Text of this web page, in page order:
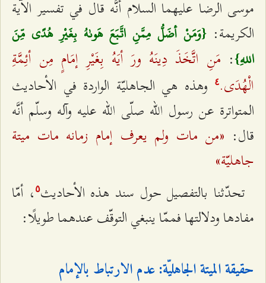
موسى الرضا عليهما السلام أنَّه قال في تفسير الآية
الكريمة: {وَمَنْ أضَلُّ مِمَّنِ اتَّبَعَ هَوىٰهُ بِغَيْرِ هُدًى مِّنَ
اللهِ}: مَنِ اتَّخَذَ دِينَهُ ورَ أيَهُ بِغَيْرِ إمَامٍ مِن أئِمَّةِ
الْهُدَى. ٤
وهذه هي الجاهليّة الواردة في‌ الأحاديث
المتواترة عن رسول الله صلّى الله عليه وآله وسلّم أنَّه
قال‌: «من مات ولم يعرف إمام زمانه مات ميتة
جاهليّة»
تحدّثنا بالتفصيل حول سند هذه الأحاديث٥ ، أمّا
مفادها ودلالتها فممّا ينبغي التوقّف عندهما طويلًا:
حقيقة الميتة الجاهليّة: عدم الارتباط بالإمام